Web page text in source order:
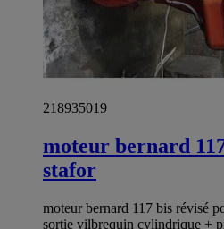
218935019
moteur bernard
stafor
moteur bernard 117 bis révisé
sortie vilbrequin cylindrique +